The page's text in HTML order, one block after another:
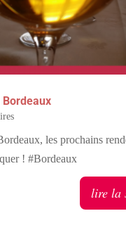
Bordeaux
les prochains
! #Bordeaux
lire la